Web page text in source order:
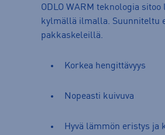
ODLO WARM teknologia
kylmällä ilmalla. Suunniteltu
pakkaskeleillä.
Korkea hengittävyys
Nopeasti kuivuva
Hyvä lämmön eristys ja